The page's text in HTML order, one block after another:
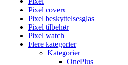
Pixel covers
Pixel beskyttelsesglas
Pixel tilbehør
Pixel watch
Flere kategorier
Kategorier
OnePlus